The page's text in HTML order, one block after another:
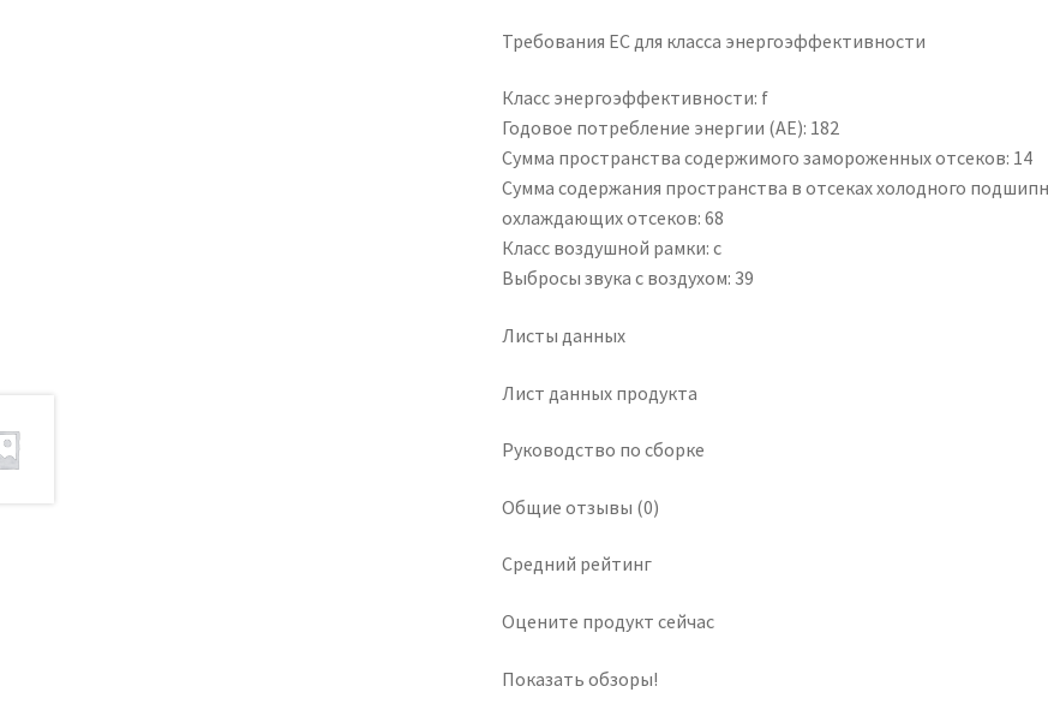
Требования ЕС для класса энергоэффективности
Класс энергоэффективности: f
Годовое потребление энергии (AE): 182
Сумма пространства содержимого замороженных отсеков: 14
Сумма содержания пространства в отсеках холодного
охлаждающих отсеков: 68
Класс воздушной рамки: c
Выбросы звука с воздухом: 39
Листы данных
Лист данных продукта
Руководство по сборке
Общие отзывы (0)
Средний рейтинг
Оцените продукт сейчас
Показать обзоры!